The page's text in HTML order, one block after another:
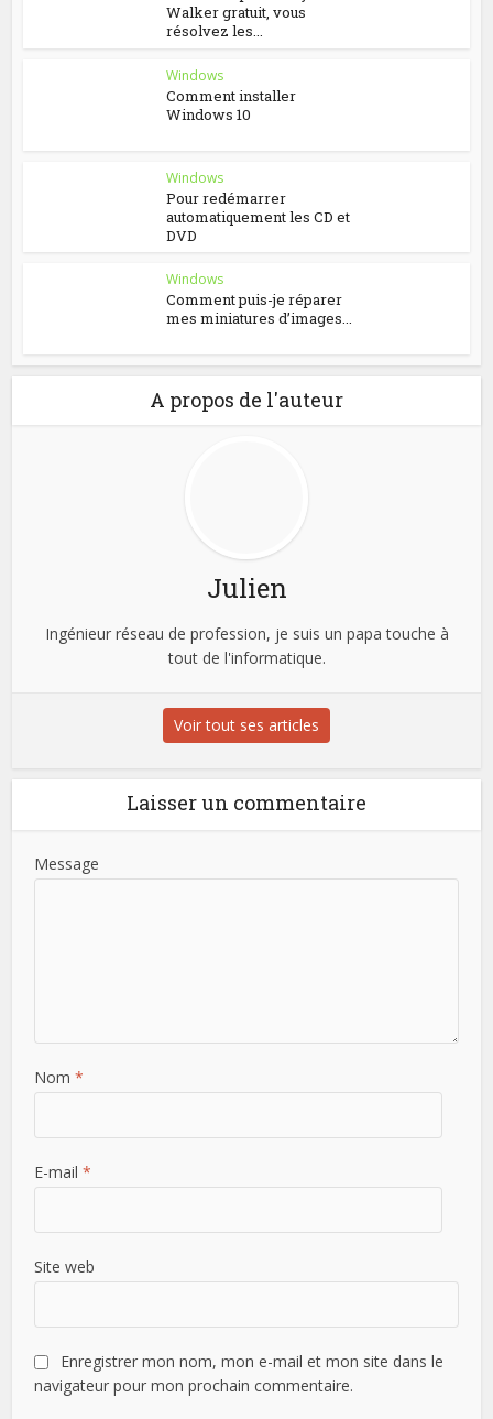
Walker gratuit, vous
résolvez les...
Windows
Comment installer
Windows 10
Windows
Pour redémarrer
automatiquement les CD et
DVD
Windows
Comment puis-je réparer
mes miniatures d’images...
A propos de l'auteur
Julien
Ingénieur réseau de profession, je suis un papa touche à
tout de l'informatique.
Voir tout ses articles
Laisser un commentaire
Message
Nom*
E-mail*
Site web
Enregistrer mon nom, mon e-mail et mon site dans le
navigateur pour mon prochain commentaire.